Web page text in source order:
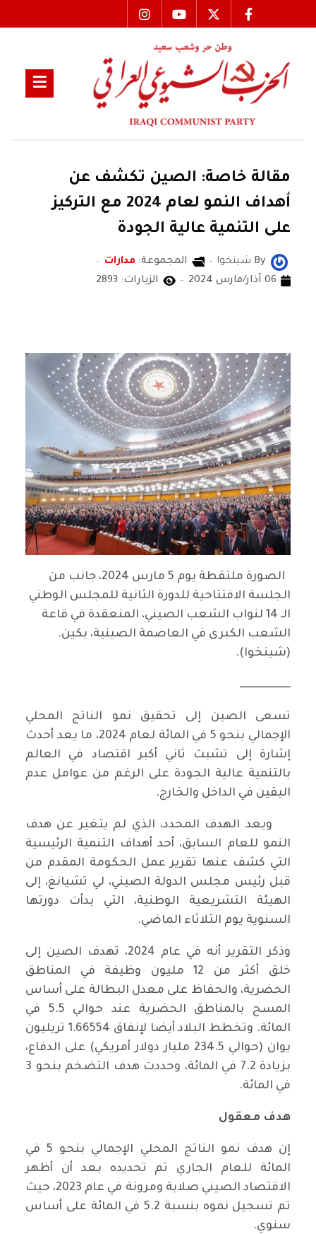
مقالة خاصة: الصين تكشف عن
أهداف النمو لعام 2024 مع التركيز
على التنمية عالية الجودة
By شينخوا المجموعة: مدارات
06 آذار/مارس 2024
الزيارات: 2893
الصورة ملتقطة يوم 5 مارس 2024، جانب من
الجلسة الافتتاحية للدورة الثانية للمجلس الوطني
الـ 14 لنواب الشعب الصيني، المنعقدة في قاعة
الشعب الكبرى في العاصمة الصينية، بكين.
(شينخوا).
ــــــــــــــــــــــــ
تسعى الصين إلى تحقيق نمو الناتج المحلي
الإجمالي بنحو 5 في المائة لعام 2024، ما يعد أحدث
إشارة إلى تشبث ثاني أكبر اقتصاد في العالم
بالتنمية عالية الجودة على الرغم من عوامل عدم
اليقين في الداخل والخارج.
ويعد الهدف المحدد، الذي لم يتغير عن هدف
النمو للعام السابق، أحد أهداف التنمية الرئيسية
التي كشف عنها تقرير عمل الحكومة المقدم من
قبل رئيس مجلس الدولة الصيني، لي تشيانغ، إلى
الهيئة التشريعية الوطنية، التي بدأت دورتها
السنوية يوم الثلاثاء الماضي.
وذكر التقرير أنه في عام 2024، تهدف الصين إلى
خلق أكثر من 12 مليون وظيفة في المناطق
الحضرية، والحفاظ على معدل البطالة على أساس
المسح بالمناطق الحضرية عند حوالي 5.5 في
المائة. وتخطط البلاد أيضا لإنفاق 1.66554 تريليون
يوان (حوالي 234.5 مليار دولار أمريكي) على الدفاع،
بزيادة 7.2 في المائة، وحددت هدف التضخم بنحو 3
في المائة.
هدف معقول
إن هدف نمو الناتج المحلي الإجمالي بنحو 5 في
المائة للعام الجاري تم تحديده بعد أن أظهر
الاقتصاد الصيني صلابة ومرونة في عام 2023، حيث
تم تسجيل نموه بنسبة 5.2 في المائة على أساس
سنوي.